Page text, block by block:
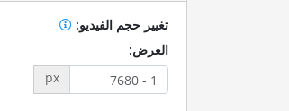
تغيير حجم الفيديو:
العرض:
px